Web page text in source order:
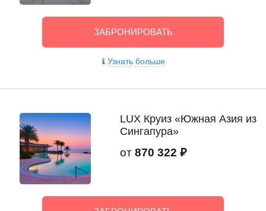
ЗАБРОНИРОВАТЬ
Узнать больше
LUX Круиз «Южная Азия из
Сингапура»
от 870 322 ₽